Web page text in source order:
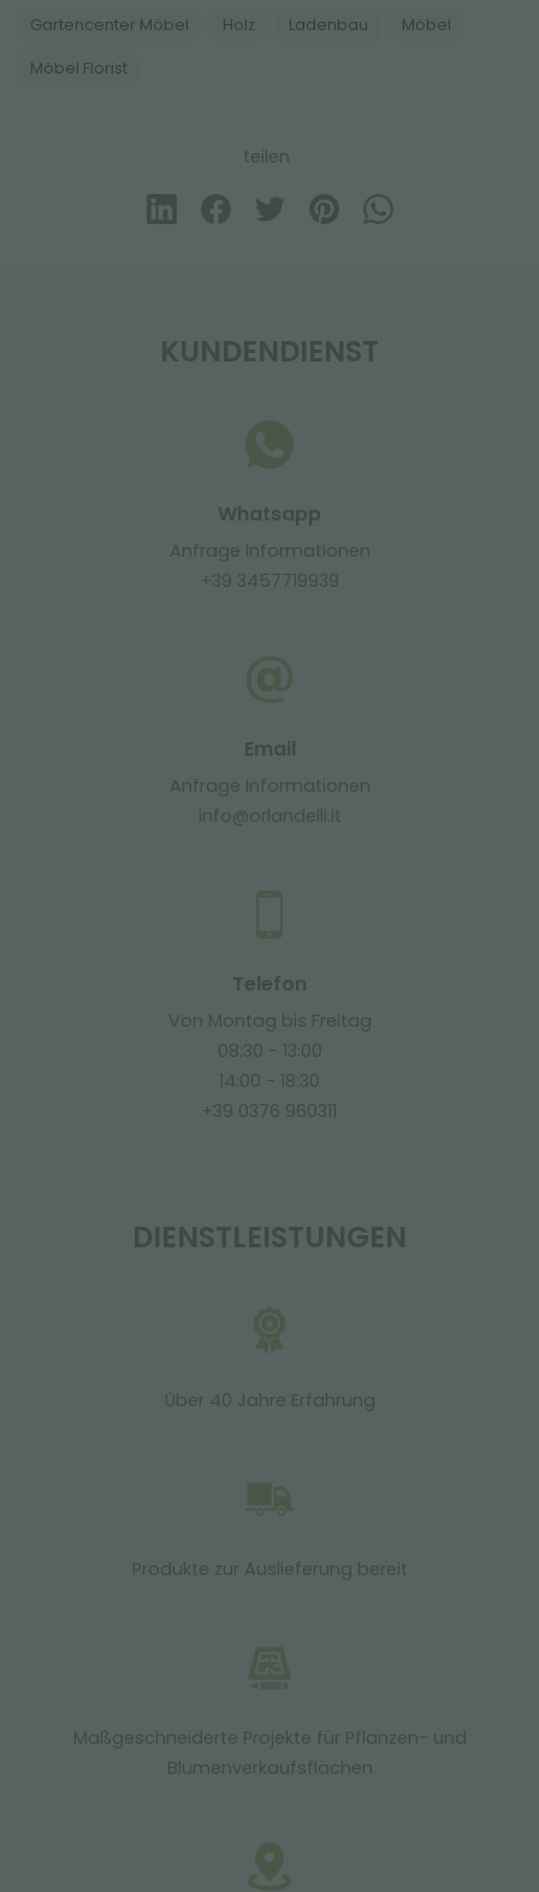
Gartencenter Möbel Holz Ladenbau Möbel
Möbel Florist
teilen
KUNDENDIENST
Whatsapp
Anfrage Informationen
+39 3457719939
Email
Anfrage Informationen
info@orlandelli.it
Telefon
Von Montag bis Freitag
08:30 - 13:00
14:00 - 18:30
+39 0376 960311
DIENSTLEISTUNGEN
Über 40 Jahre Erfahrung
Produkte zur Auslieferung bereit
Maßgeschneiderte Projekte für Pflanzen- und
Blumenverkaufsflächen